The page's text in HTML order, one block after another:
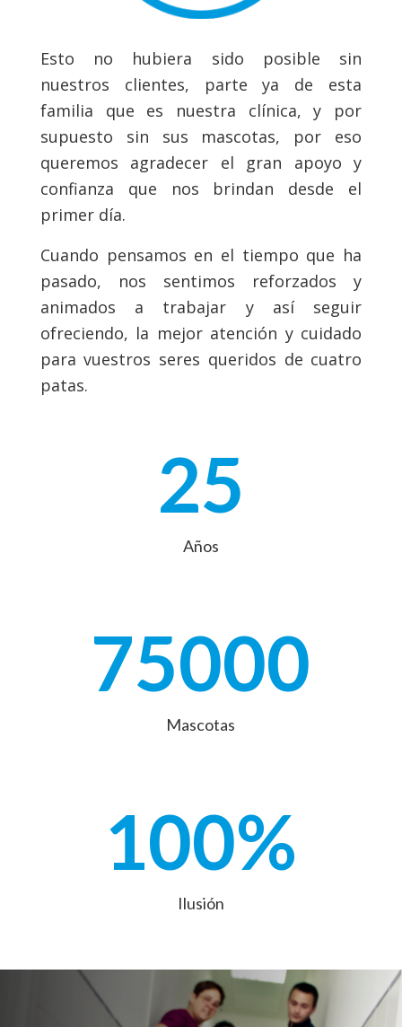
Esto no hubiera sido posible sin
nuestros clientes, parte ya de esta
familia que es nuestra clínica, y por
supuesto sin sus mascotas, por eso
queremos agradecer el gran apoyo y
confianza que nos brindan desde el
primer día.
Cuando pensamos en el tiempo que ha
pasado, nos sentimos reforzados y
animados a trabajar y así seguir
ofreciendo, la mejor atención y cuidado
para vuestros seres queridos de cuatro
patas.
25
Años
75000
Mascotas
100%
Ilusión